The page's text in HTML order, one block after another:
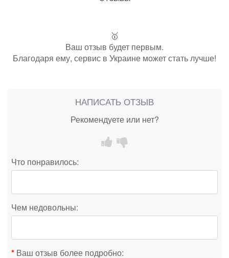
🥇
Ваш отзыв будет первым.
Благодаря ему, сервис в Украине может стать лучше!
НАПИСАТЬ ОТЗЫВ
Рекомендуете или нет?
Что понравилось:
Чем недовольны:
Ваш отзыв более подробно: